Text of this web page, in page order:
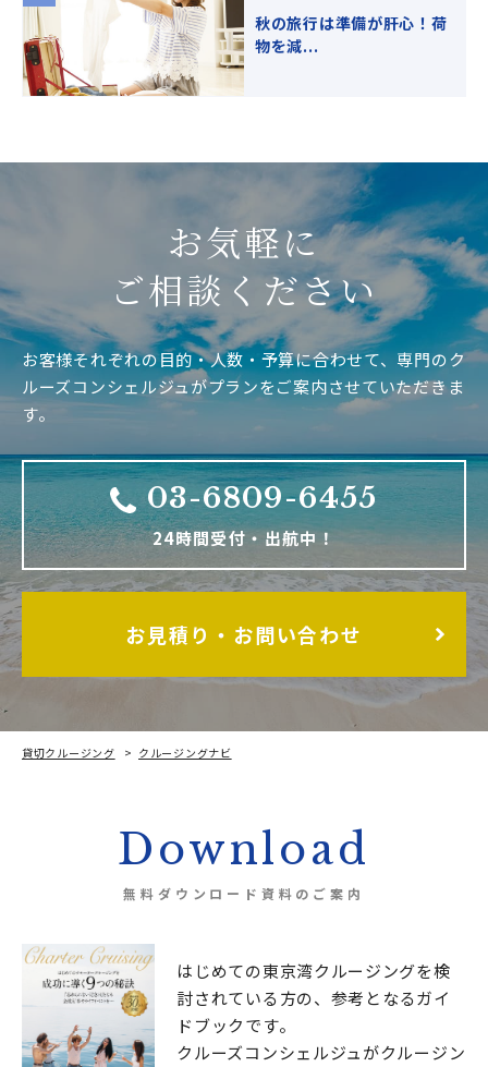
秋の旅行は準備が肝心！荷
物を減...
お気軽に
ご相談ください
お客様それぞれの目的・人数・予算に合わせて、専門のク
ルーズコンシェルジュがプランをご案内させていただきま
す。
03-6809-6455
24時間受付・出航中！
お見積り・お問い合わせ
貸切クルージング クルージングナビ
Download
無料ダウンロード資料のご案内
はじめての東京湾クルージングを検
討されている方の、 参考となるガイ
ドブックです。
クルーズコンシェルジュがクルージン